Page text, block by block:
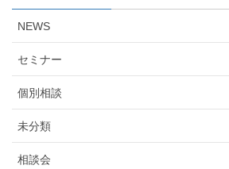
NEWS
セミナー
個別相談
未分類
相談会